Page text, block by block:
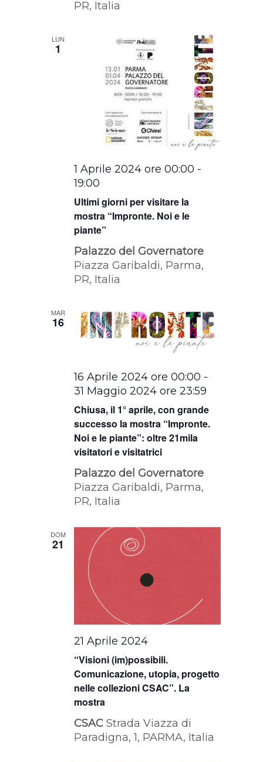
PR, Italia
LUN
1
Ultimi giorni per visitare la
mostra “Impronte. Noi e le
piante”
1 Aprile 2024 ore 00:00 -
19:00
Palazzo del Governatore
Piazza Garibaldi, Parma,
PR, Italia
MAR
16
Chiusa, il 1° aprile, con grande
successo la mostra “Impronte.
Noi e le piante”: oltre 21mila
visitatori e visitatrici
16 Aprile 2024 ore 00:00 -
31 Maggio 2024 ore 23:59
Palazzo del Governatore
Piazza Garibaldi, Parma,
PR, Italia
DOM
21
“Visioni (im)possibili.
Comunicazione, utopia, progetto
nelle collezioni CSAC”. La
mostra
21 Aprile 2024
CSACStrada Viazza di
Paradigna, 1, PARMA, Italia